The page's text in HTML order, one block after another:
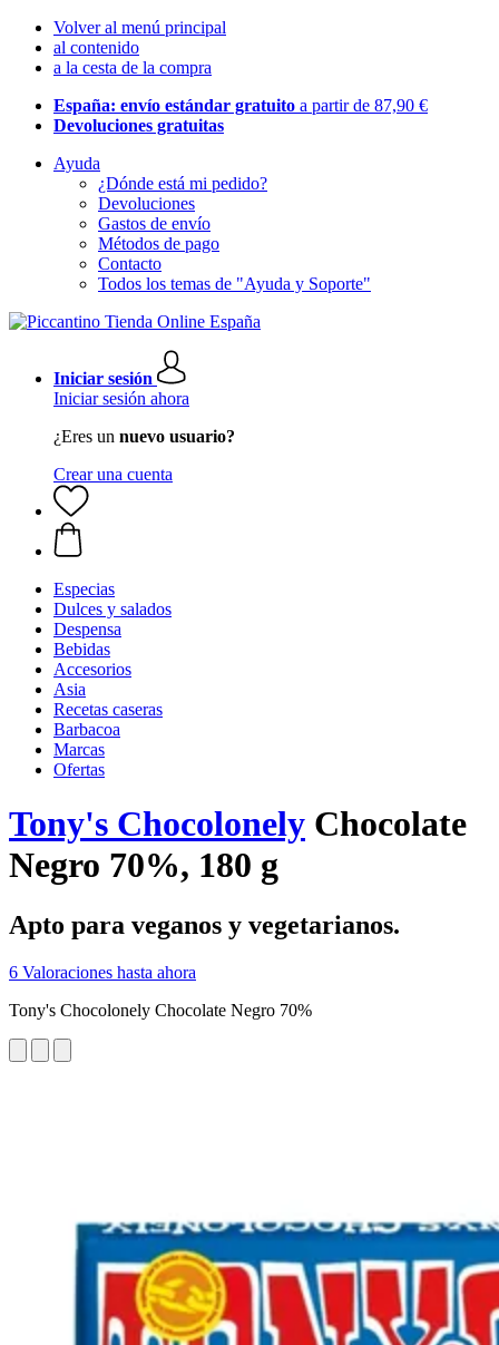
Volver al menú principal
al contenido
a la cesta de la compra
España: envío estándar gratuito a partir de 87,90 €
Devoluciones gratuitas
Ayuda
¿Dónde está mi pedido?
Devoluciones
Gastos de envío
Métodos de pago
Contacto
Todos los temas de "Ayuda y Soporte"
Iniciar sesión
Iniciar sesión ahora
¿Eres un nuevo usuario?
Crear una cuenta
Especias
Dulces y salados
Despensa
Bebidas
Accesorios
Asia
Recetas caseras
Barbacoa
Marcas
Ofertas
Tony's Chocolonely Chocolate
Negro 70%, 180 g
Apto para veganos y vegetarianos.
6 Valoraciones hasta ahora
Tony's Chocolonely Chocolate Negro 70%